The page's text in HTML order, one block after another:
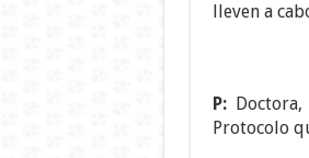
lleven a
P:
Protocolo